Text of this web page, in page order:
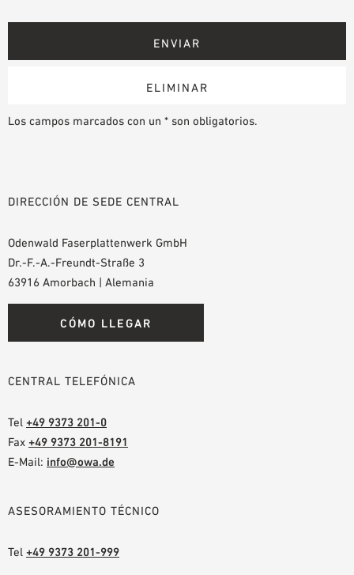
Los campos marcados con un * son obligatorios.
DIRECCIÓN DE SEDE CENTRAL
Odenwald Faserplattenwerk GmbH
Dr.-F.-A.-Freundt-Straße 3
63916 Amorbach | Alemania
CÓMO LLEGAR
CENTRAL TELEFÓNICA
Tel +49 9373 201-0
Fax +49 9373 201-8191
E-Mail: info@owa.de
ASESORAMIENTO TÉCNICO
Tel +49 9373 201-999